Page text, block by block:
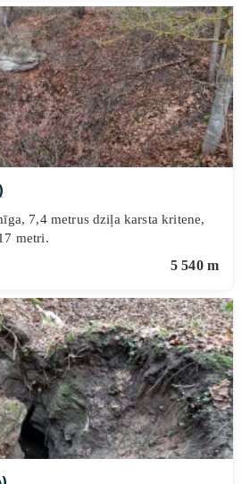
7,4 metrus dziļa karsta kritene,
metri.
5 540 m